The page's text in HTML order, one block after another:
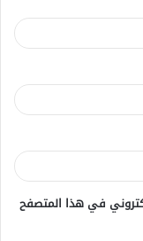
في هذا المتصفح